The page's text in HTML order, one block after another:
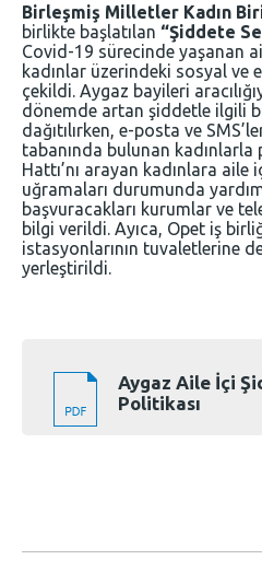
Birleşmiş Milletler Kadın
birlikte başlatılan “Şiddete
Covid-19 sürecinde yaşanan
kadınlar üzerindeki sosyal ve
çekildi. Aygaz bayileri
dönemde artan şiddetle ilgili
dağıtılırken, e-posta ve
tabanında bulunan kadınlarla
Hattı’nı arayan kadınlara
uğramaları durumunda
başvuracakları kurumlar ve
bilgi verildi. Ayıca, Opet iş
istasyonlarının tuvaletlerine
yerleştirildi.
Aygaz Aile İçi
Politikası